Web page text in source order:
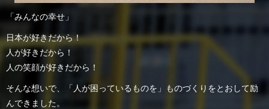
「みんなの幸せ」
日本が好きだから！
人が好きだから！
人の笑顔が好きだから！
そんな想いで、「人が困っているものを」ものづくりをとおして励
んできました。